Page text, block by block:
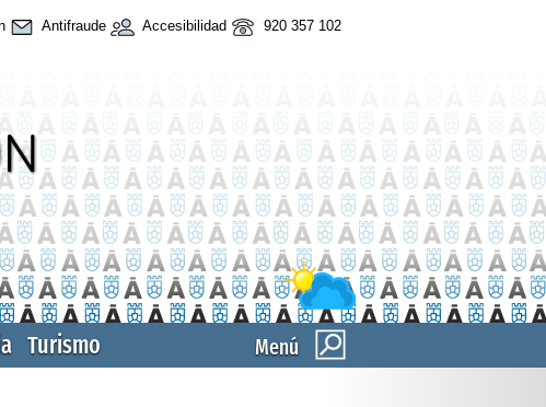
Antifraude Accesibilidad 920 357 102
Menú
Turismo